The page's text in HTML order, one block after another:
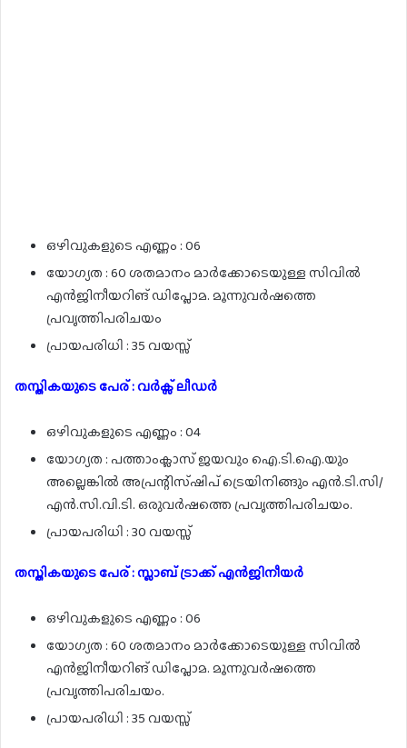
ഒഴിവുകളുടെ എണ്ണം : 06
യോഗ്യത : 60 ശതമാനം മാർക്കോടെയുള്ള സിവിൽ
എൻജിനീയറിങ് ഡിപ്ലോമ. മൂന്നുവർഷത്തെ
പ്രവൃത്തിപരിചയം
പ്രായപരിധി : 35 വയസ്സ്
തസ്തികയുടെ പേര് : വർക്സ് ലീഡർ
ഒഴിവുകളുടെ എണ്ണം : 04
യോഗ്യത : പത്താംക്ലാസ് ജയവും ഐ.ടി.ഐ.യും
അല്ലെങ്കിൽ അപ്രന്റിസ്ഷിപ് ട്രെയിനിങ്ങും എൻ.ടി.സി/
എൻ.സി.വി.ടി. ഒരുവർഷത്തെ പ്രവൃത്തിപരിചയം.
പ്രായപരിധി : 30 വയസ്സ്
തസ്തികയുടെ പേര് : സ്ലാബ് ട്രാക്ക് എൻജിനീയർ
ഒഴിവുകളുടെ എണ്ണം : 06
യോഗ്യത : 60 ശതമാനം മാർക്കോടെയുള്ള സിവിൽ
എൻജിനീയറിങ് ഡിപ്ലോമ. മൂന്നുവർഷത്തെ
പ്രവൃത്തിപരിചയം.
പ്രായപരിധി : 35 വയസ്സ്